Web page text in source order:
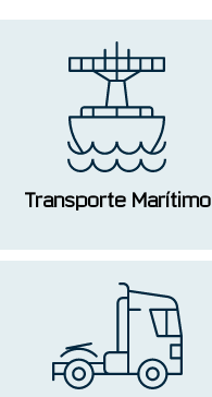
Transporte Marítimo